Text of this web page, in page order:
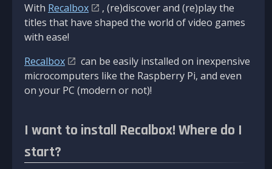
With Recalbox
, (re)discover and (re)play the
titles that have shaped the world of video games
with ease!
Recalbox
can be easily installed on inexpensive
microcomputers like the Raspberry Pi, and even
on your PC (modern or not)!
I want to install Recalbox! Where do I
start?